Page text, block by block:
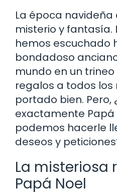
La época
misterio y fantasía.
hemos escuchado
bondadoso
mundo en un
regalos a todos los
portado bien. Pero,
exactamente Papá
podemos hacerle
deseos y
La misteriosa
Papá Noel